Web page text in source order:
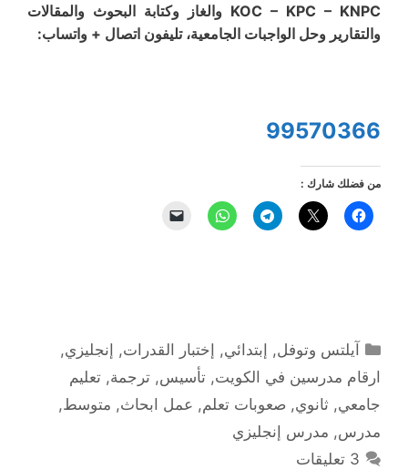
KOC – KPC – KNPC والغاز وكتابة البحوث والمقالات
والتقارير وحل الواجبات الجامعية، تليفون اتصال + واتساب:
99570366
من فضلك شارك :
التصنيفات
آيلتس وتوفل, إبتدائي, إختبار القدرات, إنجليزي,
ارقام مدرسين في الكويت, تأسيس, ترجمة, تعليم
جامعي, ثانوي, صعوبات تعلم, عمل ابحاث, متوسط,
مدرس, مدرس إنجليزي
3 تعليقات